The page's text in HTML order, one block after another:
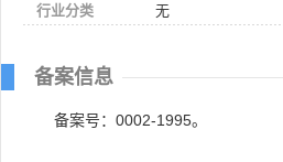
行业分类
无
备案信息
备案号：0002-1995。